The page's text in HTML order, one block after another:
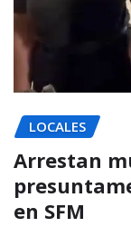
LOCALES
Arrestan
en SFM